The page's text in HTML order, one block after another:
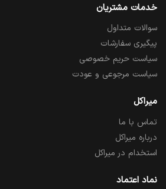
پایه سقفی
پرده نمایش
تبلت و موبایل تجهیزات پسیو شبکه
تلویزیون
درایو نوری
دستگاه ضبط تصاویر
رم کامپیوتر
خدمات مشتریان
سوالات متداول
پیگیری سفارشات
سیاست حریم خصوصی
سیاست مرجوعی و عودت
میراکل
تماس با ما
درباره میراکل
استخدام در میراکل
نماد اعتماد